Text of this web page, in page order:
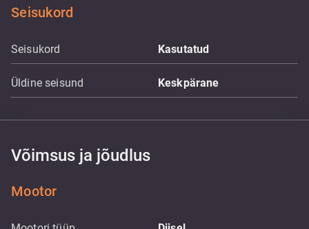
Seisukord
Seisukord Kasutatud
Üldine seisund Keskpärane
Võimsus ja jõudlus
Mootor